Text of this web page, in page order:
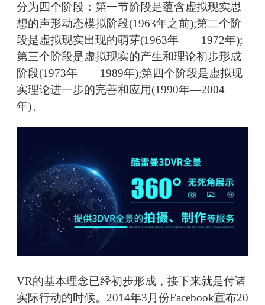
分为四个阶段：第一节阶段是蕴含虚拟现实思
想的声形动态模拟阶段(1963年之前);第二个阶
段是虚拟现实出现的萌芽(1963年——1972年);
第三个阶段是虚拟现实的产生和理论初步形成
阶段(1973年——1989年);第四个阶段是虚拟现
实理论进一步的完善和应用(1990年—2004
年)。
VR的基本理念已经初步形成，接下来就是付诸
实际行动的时候。2014年3月份Facebook宣布20